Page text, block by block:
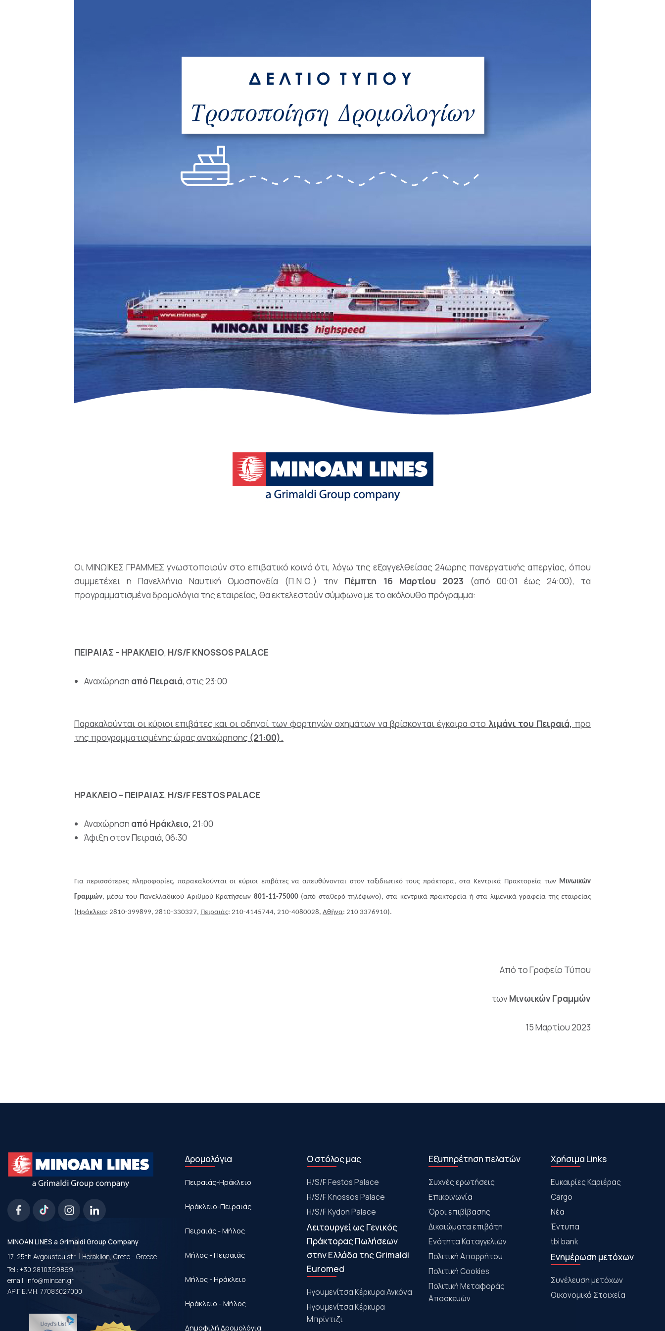
Οι ΜΙΝΩΙΚΕΣ ΓΡΑΜΜΕΣ γνωστοποιούν στο επιβατικό κοινό ότι, λόγω της εξαγγελθείσας 24ωρης πανεργατικής απεργίας, όπου
συμμετέχει η Πανελλήνια Ναυτική Ομοσπονδία (Π.Ν.Ο.) την Πέμπτη 16 Μαρτίου 2023 (από 00:01 έως 24:00), τα
προγραμματισμένα δρομολόγια της εταιρείας, θα εκτελεστούν σύμφωνα με το ακόλουθο πρόγραμμα:
ΠΕΙΡΑΙΑΣ – ΗΡΑΚΛΕΙΟ, H/S/F KNOSSOS PALACE
Αναχώρηση από Πειραιά, στις 23:00
Παρακαλούνται οι κύριοι επιβάτες και οι οδηγοί των φορτηγών οχημάτων να βρίσκονται έγκαιρα στο λιμάνι του Πειραιά, προ
της προγραμματισμένης ώρας αναχώρησης (21:00).
ΗΡΑΚΛΕΙΟ – ΠΕΙΡΑΙΑΣ, H/S/F FESTOS PALACE
Αναχώρηση από Ηράκλειο,21:00
Άφιξη στον Πειραιά, 06:30
Για περισσότερες πληροφορίες, παρακαλούνται οι κύριοι επιβάτες να απευθύνονται στον ταξιδιωτικό τους πράκτορα, στα Κεντρικά Πρακτορεία των Μινωικών
Γραμμών, μέσω του Πανελλαδικού Αριθμού Κρατήσεων 801-11-75000(από σταθερό τηλέφωνο), στα κεντρικά πρακτορεία ή στα λιμενικά γραφεία της εταιρείας
(Ηράκλειο: 2810-399899, 2810-330327, Πειραιάς: 210-4145744, 210-4080028, Αθήνα: 210 3376910).
Από το Γραφείο Τύπου
τωνΜινωικών Γραμμών
15 Μαρτίου 2023
MINOAN LINES a Grimaldi Group Company
17, 25th Avgoustou str. | Heraklion, Crete - Greece
Tel.: +30 2810399899
email: info@minoan.gr
ΑΡ.Γ.Ε.ΜΗ. 77083027000
Δρομολόγια
Πειραιάς-Ηράκλειο
Ηράκλειο-Πειραιάς
Πειραιάς - Μήλος
Μήλος - Πειραιάς
Μήλος - Ηράκλειο
Ηράκλειο - Μήλος
Δημοφιλή Δρομολόγια
Ο στόλος μας
Η/S/F Festos Palace
H/S/F Knossos Palace
H/S/F Kydon Palace
Λειτουργεί ως Γενικός
Πράκτορας Πωλήσεων
στην Ελλάδα της Grimaldi
Euromed
Ηγουμενίτσα Κέρκυρα Ανκόνα
Ηγουμενίτσα Κέρκυρα
Μπρίντιζι
Εξυπηρέτηση πελατών
Συχνές ερωτήσεις
Επικοινωνία
Όροι επιβίβασης
Δικαιώματα επιβάτη
Ενότητα Καταγγελιών
Πολιτική Απορρήτου
Πολιτική Cookies
Πολιτική Μεταφοράς
Αποσκευών
Χρήσιμα Links
Ευκαιρίες Καριέρας
Cargo
Νέα
Έντυπα
tbi bank
Ενημέρωση μετόχων
Συνέλευση μετόχων
Οικονομικά Στοιχεία